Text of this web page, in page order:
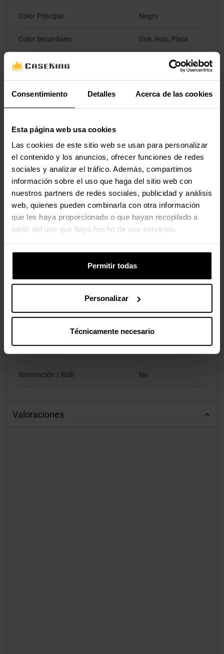
Consentimiento Detalles Acerca de las cookies
Esta página web usa cookies
Las cookies de este sitio web se usan para personalizar
el contenido y los anuncios, ofrecer funciones de redes
sociales y analizar el tráfico. Además, compartimos
información sobre el uso que haga del sitio web con
nuestros partners de redes sociales, publicidad y análisis
web, quienes pueden combinarla con otra información
que les haya proporcionado o que hayan recopilado a
partir del uso que haya hecho de sus servicios.
Permitir todas
Personalizar
Técnicamente necesario
Color Principal Negro
Color Secundario Gris, Rojo, Plata
Dimensiones
Longitud / Profundidad 170 mm
Especificaciones de la Silla
Peso Máximo Recomendado 150 kg
Altura Máxima Recomendada
Materiales Metal, El plastico
Iluminación
Iluminación / RGB No
Valoraciones